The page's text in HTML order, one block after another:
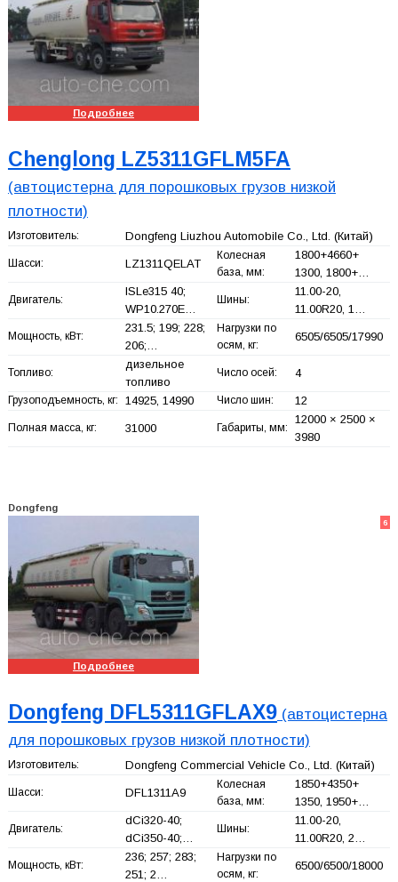
Подробнее
Chenglong LZ5311GFLM5FA
(автоцистерна для порошковых грузов низкой
плотности)
Изготовитель: Dongfeng Liuzhou Automobile Co., Ltd. (Китай)
Шасси: LZ1311QELAT
Колесная
база, мм:
1800+4660+
1300, 1800+…
Двигатель:
ISLe315 40;
WP10.270E…
Шины:
11.00-20,
11.00R20, 1…
Мощность, кВт:
231.5; 199; 228;
206;…
Нагрузки по
осям, кг:
6505/6505/17990
Топливо:
дизельное
топливо
Число осей: 4
Грузоподъемность, кг: 14925, 14990 Число шин: 12
Полная масса, кг: 31000 Габариты, мм:
12000 × 2500 ×
3980
Dongfeng
6
Подробнее
Dongfeng DFL5311GFLAX9(автоцистерна
для порошковых грузов низкой плотности)
Изготовитель: Dongfeng Commercial Vehicle Co., Ltd. (Китай)
Шасси: DFL1311A9
Колесная
база, мм:
1850+4350+
1350, 1950+…
Двигатель:
dCi320-40;
dCi350-40;…
Шины:
11.00-20,
11.00R20, 2…
Мощность, кВт:
236; 257; 283;
251; 2…
Нагрузки по
осям, кг:
6500/6500/18000